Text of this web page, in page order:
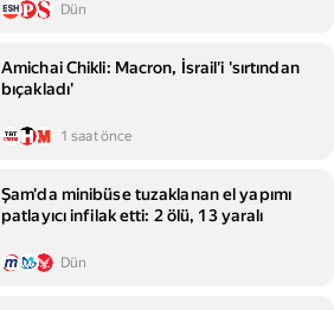
Dün
Amichai Chikli: Macron, İsrail'i 'sırtından
bıçakladı'
1 saat önce
Şam'da minibüse tuzaklanan el yapımı
patlayıcı infilak etti: 2 ölü, 13 yaralı
Dün